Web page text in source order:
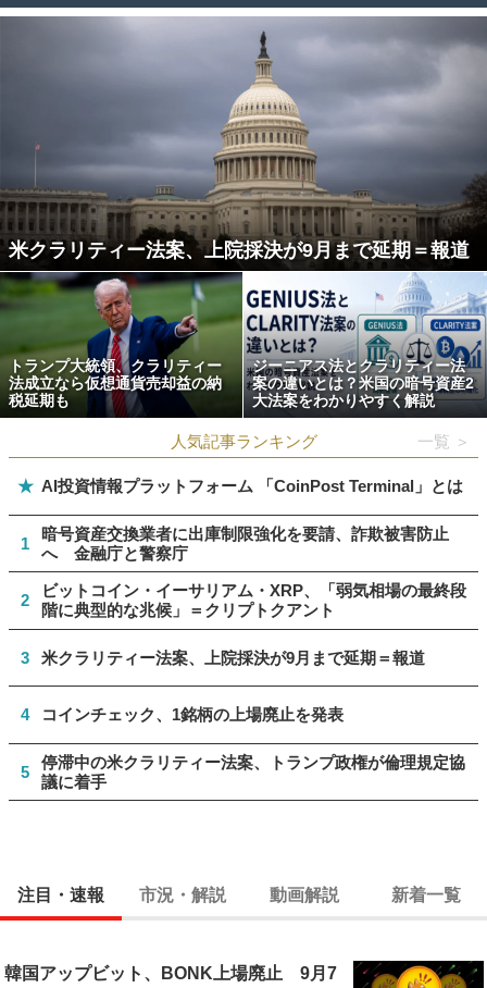
米クラリティー法案、上院採決が9月まで延期＝報道
トランプ大統領、クラリティー
法成立なら仮想通貨売却益の納
税延期も
ジーニアス法とクラリティー法
案の違いとは？米国の暗号資産2
大法案をわかりやすく解説
人気記事ランキング 一覧 ＞
★ AI投資情報プラットフォーム 「CoinPost Terminal」とは
1
暗号資産交換業者に出庫制限強化を要請、詐欺被害防止
へ 金融庁と警察庁
2
ビットコイン・イーサリアム・XRP、「弱気相場の最終段
階に典型的な兆候」＝クリプトクアント
3 米クラリティー法案、上院採決が9月まで延期＝報道
4 コインチェック、1銘柄の上場廃止を発表
5
停滞中の米クラリティー法案、トランプ政権が倫理規定協
議に着手
注目・速報 市況・解説 動画解説 新着一覧
韓国アップビット、BONK上場廃止 9月7